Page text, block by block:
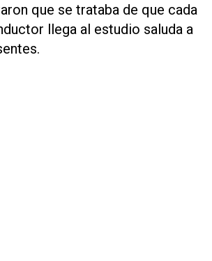
que se trataba de que cada
llega al estudio saluda a